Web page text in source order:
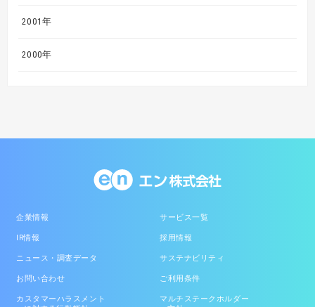
2001年
2000年
企業情報 サービス一覧
IR情報 採用情報
ニュース・調査データ サステナビリティ
お問い合わせ ご利用条件
カスタマーハラスメント
マルチステークホルダー